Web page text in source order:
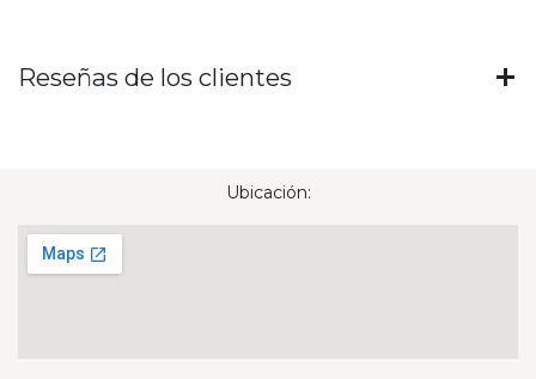
Reseñas de los clientes
Ubicación: